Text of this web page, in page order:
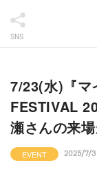
SNS
7/23(水)『マ
FESTIVAL
瀬さんの来場
EVENT 2025/7/3